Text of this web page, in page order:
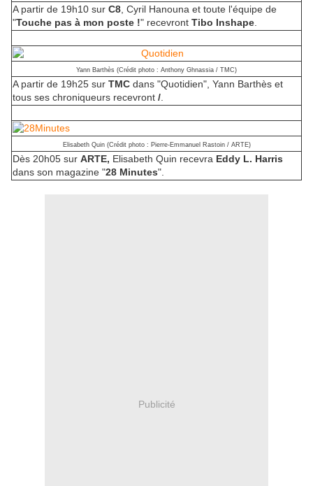
A partir de 19h10 sur C8 , Cyril Hanouna et toute l'équipe de
"Touche pas à mon poste !" recevront Tibo Inshape
Yann Barthès (Crédit photo : Anthony Ghnassia / TMC)
A partir de 19h25 sur TMC dans "Quotidien", Yann Barthès et
tous ses chroniqueurs recevront /
Elisabeth Quin (Crédit photo : Pierre-Emmanuel Rastoin / ARTE)
Dès 20h05 sur ARTE, Elisabeth Quin recevra Eddy L. Harris
dans son magazine "28 Minutes".
Publicité